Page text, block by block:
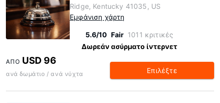
Ridge, Kentucky 41035, US
Εμφάνιση χάρτη
5.6/10 Fair 1011 κριτικές
Δωρεάν ασύρματο ίντερνετ
ΑΠΌ USD 96
ανά δωμάτιο / ανά νύχτα Επιλέξτε